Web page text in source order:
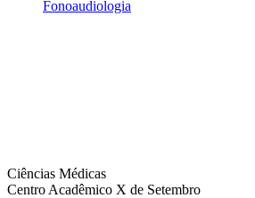
Fonoaudiologia
Ciências Médicas
Centro Acadêmico X de Setembro